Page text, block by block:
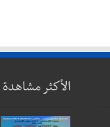
الأكثر مشاهدة